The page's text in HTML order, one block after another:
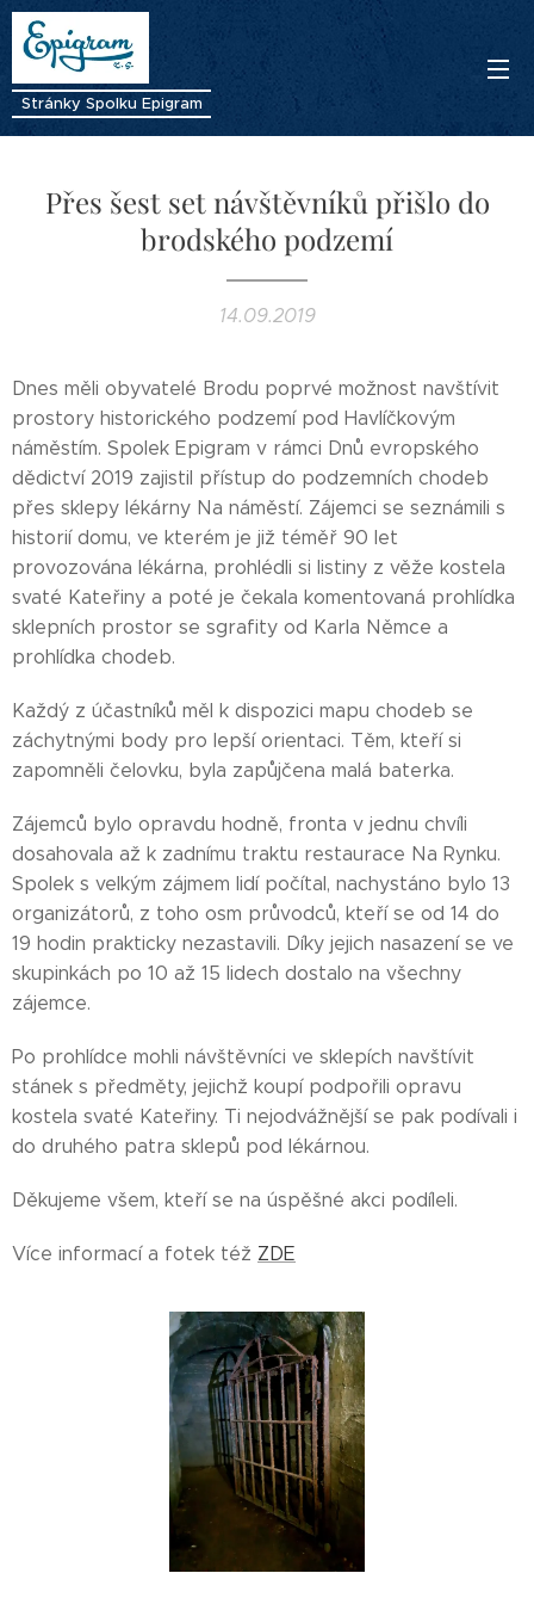
Stránky Spolku Epigram
Přes šest set návštěvníků přišlo do
brodského podzemí
14.09.2019
Dnes měli obyvatelé Brodu poprvé možnost navštívit
prostory historického podzemí pod Havlíčkovým
náměstím. Spolek Epigram v rámci Dnů evropského
dědictví 2019 zajistil přístup do podzemních chodeb
přes sklepy lékárny Na náměstí. Zájemci se seznámili s
historií domu, ve kterém je již téměř 90 let
provozována lékárna, prohlédli si listiny z věže kostela
svaté Kateřiny a poté je čekala komentovaná prohlídka
sklepních prostor se sgrafity od Karla Němce a
prohlídka chodeb.
Každý z účastníků měl k dispozici mapu chodeb se
záchytnými body pro lepší orientaci. Těm, kteří si
zapomněli čelovku, byla zapůjčena malá baterka.
Zájemců bylo opravdu hodně, fronta v jednu chvíli
dosahovala až k zadnímu traktu restaurace Na Rynku.
Spolek s velkým zájmem lidí počítal, nachystáno bylo 13
organizátorů, z toho osm průvodců, kteří se od 14 do
19 hodin prakticky nezastavili. Díky jejich nasazení se ve
skupinkách po 10 až 15 lidech dostalo na všechny
zájemce.
Po prohlídce mohli návštěvníci ve sklepích navštívit
stánek s předměty, jejichž koupí podpořili opravu
kostela svaté Kateřiny. Ti nejodvážnější se pak podívali i
do druhého patra sklepů pod lékárnou.
Děkujeme všem, kteří se na úspěšné akci podíleli.
Více informací a fotek též ZDE